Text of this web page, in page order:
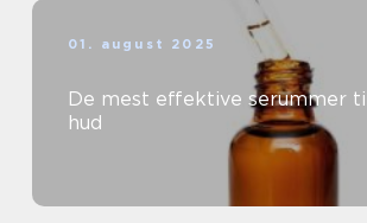
01. august 2025
De mest effektive serummer
hud